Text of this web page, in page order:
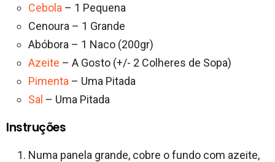
Cebola – 1 Pequena
Cenoura – 1 Grande
Abóbora – 1 Naco (200gr)
Azeite – A Gosto (+/- 2 Colheres de Sopa)
Pimenta – Uma Pitada
Sal – Uma Pitada
Instruções
Numa panela grande, cobre o fundo com azeite,